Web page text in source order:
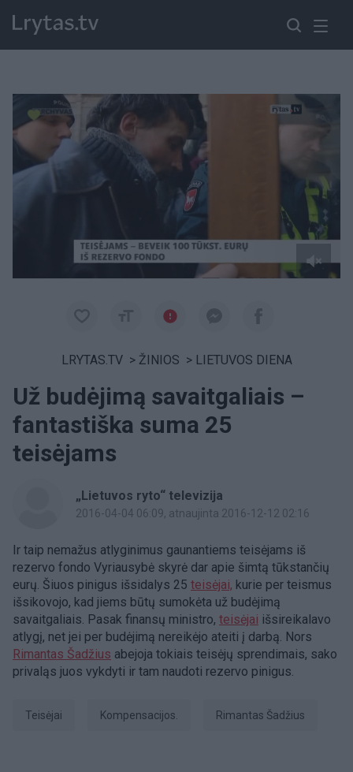
Paremkite Ukrainą
LRYTAS.TV > ŽINIOS > LIETUVOS DIENA
Už budėjimą savaitgaliais –
fantastiška suma 25
teisėjams
„Lietuvos ryto“ televizija
2016-04-04 06:09, atnaujinta 2016-12-12 02:16
Ir taip nemažus atlyginimus gaunantiems teisėjams iš
rezervo fondo Vyriausybė skyrė dar apie šimtą tūkstančių
eurų. Šiuos pinigus išsidalys 25 teisėjai, kurie per teismus
išsikovojo, kad jiems būtų sumokėta už budėjimą
savaitgaliais. Pasak finansų ministro, teisėjai išsireikalavo
atlygį, net jei per budėjimą nereikėjo ateiti į darbą. Nors
Rimantas Šadžius abejoja tokiais teisėjų sprendimais, sako
privaląs juos vykdyti ir tam naudoti rezervo pinigus.
teisėjai kompensacijos. Rimantas Šadžius